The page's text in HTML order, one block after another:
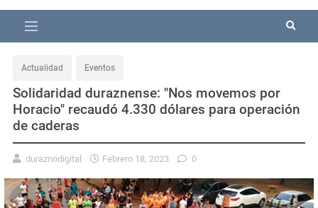
Actualidad Eventos
Solidaridad duraznense: "Nos movemos por
Horacio" recaudó 4.330 dólares para operación
de caderas
duraznodigital Febrero 18, 2023 0